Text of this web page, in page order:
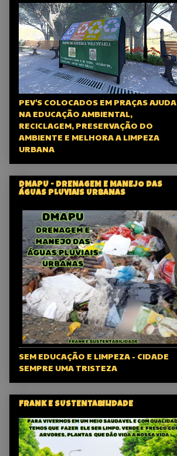
PEV'S COLOCADOS EM PRAÇAS AJUDA
NA EDUCAÇÃO AMBIENTAL,
RECICLAGEM, PRESERVAÇÃO DO
AMBIENTE E MELHORA A LIMPEZA
URBANA
DMAPU - DRENAGEM E MANEJO DAS
ÁGUAS PLUVIAIS URBANAS
SEM EDUCAÇÃO E LIMPEZA - CIDADE
SEMPRE UMA TRISTEZA
FRANK E SUSTENTABILIDADE